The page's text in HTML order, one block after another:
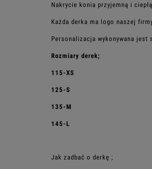
Nakrycie konia przyjemną i
Każda derka ma logo naszej
Personalizacja wykonywana jest
Rozmiary derek;
115-XS
125-S
135-M
145-L
Jak zadbać o derkę ;